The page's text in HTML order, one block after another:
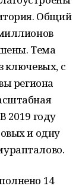
Общий
Тема
ключевых, с
региона
2019 году
и одну
14